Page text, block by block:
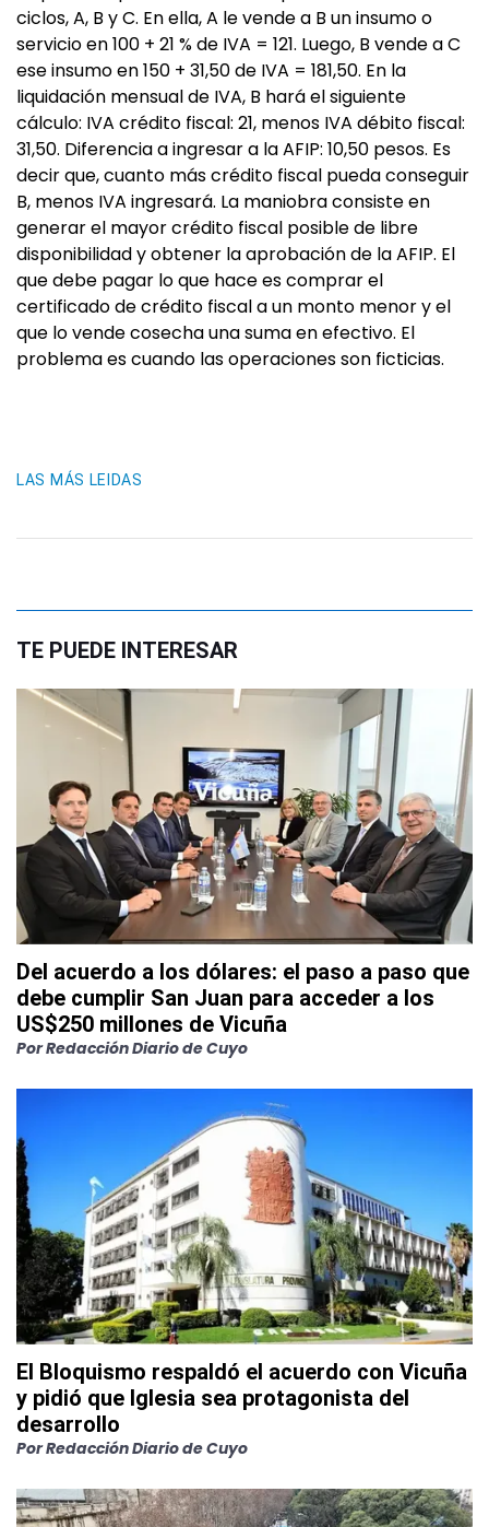
ciclos, A, B y C. En ella, A le vende a B un insumo o
servicio en 100 + 21 % de IVA = 121. Luego, B vende a C
ese insumo en 150 + 31,50 de IVA = 181,50. En la
liquidación mensual de IVA, B hará el siguiente
cálculo: IVA crédito fiscal: 21, menos IVA débito fiscal:
31,50. Diferencia a ingresar a la AFIP: 10,50 pesos. Es
decir que, cuanto más crédito fiscal pueda conseguir
B, menos IVA ingresará. La maniobra consiste en
generar el mayor crédito fiscal posible de libre
disponibilidad y obtener la aprobación de la AFIP. El
que debe pagar lo que hace es comprar el
certificado de crédito fiscal a un monto menor y el
que lo vende cosecha una suma en efectivo. El
problema es cuando las operaciones son ficticias.
LAS MÁS LEIDAS
TE PUEDE INTERESAR
Del acuerdo a los dólares: el paso a paso que
debe cumplir San Juan para acceder a los
US$250 millones de Vicuña
PorRedacción Diario de Cuyo
El Bloquismo respaldó el acuerdo con Vicuña
y pidió que Iglesia sea protagonista del
desarrollo
PorRedacción Diario de Cuyo